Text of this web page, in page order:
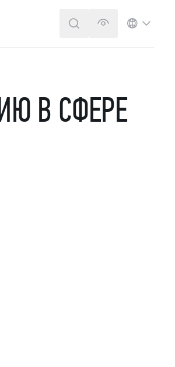
ПОИСКВЕРСИЯ ДЛЯ
ЯЗЫК
В СФЕРЕ